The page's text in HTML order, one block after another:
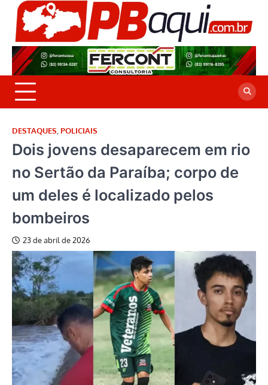
Skip
content
DESTAQUES POLICIAIS
Dois jovens desaparecem em rio
no Sertão da Paraíba; corpo de
um deles é localizado pelos
bombeiros
23 de abril de 2026